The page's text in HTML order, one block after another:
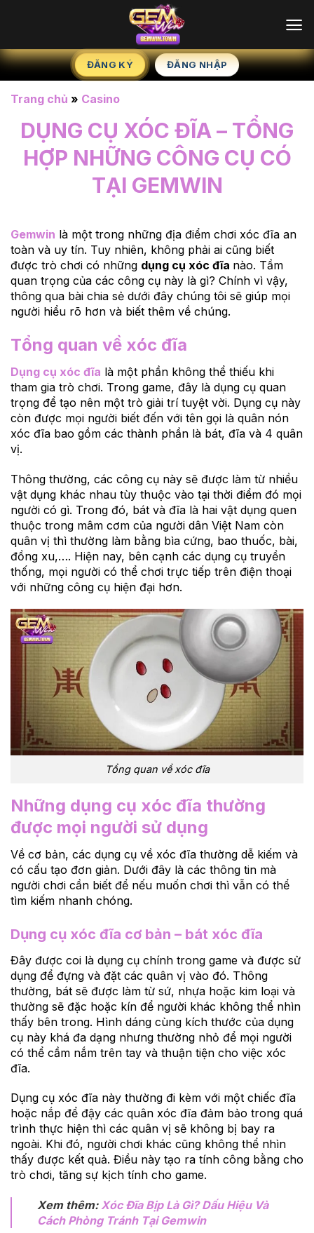
dung
ĐĂNG KÝ ĐĂNG NHẬP
Trang chủ » Casino
DỤNG CỤ XÓC ĐĨA – TỔNG
HỢP NHỮNG CÔNG CỤ CÓ
TẠI GEMWIN
Gemwin là một trong những địa điểm chơi xóc đĩa an
toàn và uy tín. Tuy nhiên, không phải ai cũng biết
được trò chơi có những dụng cụ xóc đĩa nào. Tầm
quan trọng của các công cụ này là gì? Chính vì vậy,
thông qua bài chia sẻ dưới đây chúng tôi sẽ giúp mọi
người hiểu rõ hơn và biết thêm về chúng.
Tổng quan về xóc đĩa
Dụng cụ xóc đĩa là một phần không thể thiếu khi
tham gia trò chơi. Trong game, đây là dụng cụ quan
trọng để tạo nên một trò giải trí tuyệt vời. Dụng cụ này
còn được mọi người biết đến với tên gọi là quân nón
xóc đĩa bao gồm các thành phần là bát, đĩa và 4 quân
vị.
Thông thường, các công cụ này sẽ được làm từ nhiều
vật dụng khác nhau tùy thuộc vào tại thời điểm đó mọi
người có gì. Trong đó, bát và đĩa là hai vật dụng quen
thuộc trong mâm cơm của người dân Việt Nam còn
quân vị thì thường làm bằng bìa cứng, bao thuốc, bài,
đồng xu,…. Hiện nay, bên cạnh các dụng cụ truyền
thống, mọi người có thể chơi trực tiếp trên điện thoại
với những công cụ hiện đại hơn.
Tổng quan về xóc đĩa
Những dụng cụ xóc đĩa thường
được mọi người sử dụng
Về cơ bản, các dụng cụ về xóc đĩa thường dễ kiếm và
có cấu tạo đơn giản. Dưới đây là các thông tin mà
người chơi cần biết để nếu muốn chơi thì vẫn có thể
tìm kiếm nhanh chóng.
Dụng cụ xóc đĩa cơ bản – bát xóc đĩa
Đây được coi là dụng cụ chính trong game và được sử
dụng để đựng và đặt các quân vị vào đó. Thông
thường, bát sẽ được làm từ sứ, nhựa hoặc kim loại và
thường sẽ đặc hoặc kín để người khác không thể nhìn
thấy bên trong. Hình dáng cùng kích thước của dụng
cụ này khá đa dạng nhưng thường nhỏ để mọi người
có thể cầm nắm trên tay và thuận tiện cho việc xóc
đĩa.
Dụng cụ xóc đĩa này thường đi kèm với một chiếc đĩa
hoặc nắp để đậy các quân xóc đĩa đảm bảo trong quá
trình thực hiện thì các quân vị sẽ không bị bay ra
ngoài. Khi đó, người chơi khác cũng không thể nhìn
thấy được kết quả. Điều này tạo ra tính công bằng cho
trò chơi, tăng sự kịch tính cho game.
Xem thêm:Xóc Đĩa Bịp Là Gì? Dấu Hiệu Và
Cách Phòng Tránh Tại Gemwin